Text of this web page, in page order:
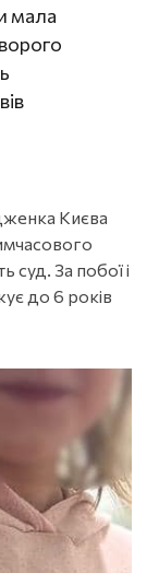
мала
Києва
суд. За побої і
до 6 років